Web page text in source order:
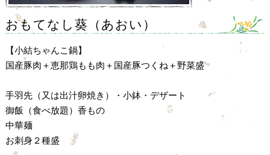
おもてなし葵（あおい）
【小結ちゃんこ鍋】
国産豚肉＋恵那鶏もも肉＋国産豚つくね＋野菜盛
手羽先（又は出汁卵焼き）・小鉢・デザート
御飯（食べ放題）香もの
中華麺
お刺身２種盛